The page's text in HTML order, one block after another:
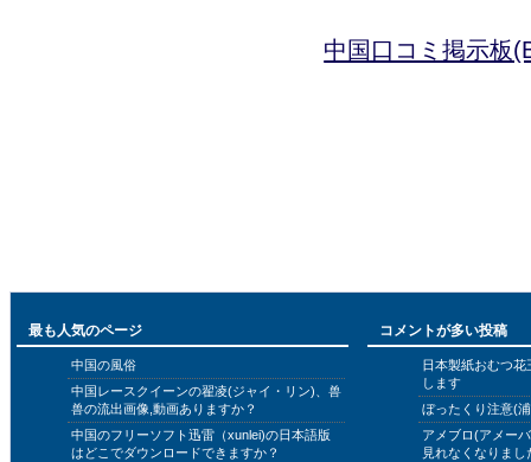
中国口コミ掲示板
最も人気のページ
中国の風俗
中国レースクイーンの翟凌(ジャイ・リン)、兽
兽の流出画像,動画ありますか？
中国のフリーソフト迅雷（xunlei)の日本語版
はどこでダウンロードできますか？
コメントが多い投稿
日本製紙おむつ
します
ぼったくり注意(
アメブロ(アメー
見れなくなりまし